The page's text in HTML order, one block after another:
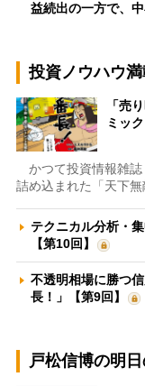
益続出の一方で、
投資ノウハウ満
「売
ミッ
かつて投資情報雑誌
詰め込まれた「天下
テクニカル分析・
【第10回】
不透明相場に勝つ
長！」【第9回】
戸松信博の明